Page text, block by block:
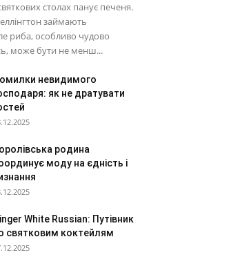
столах панує печеня.
займають
риба, особливо чудово
може бути не менш...
невидимого
як не дратувати
родина
моду на єдність і
White Russian: Путівник
святковим коктейлям